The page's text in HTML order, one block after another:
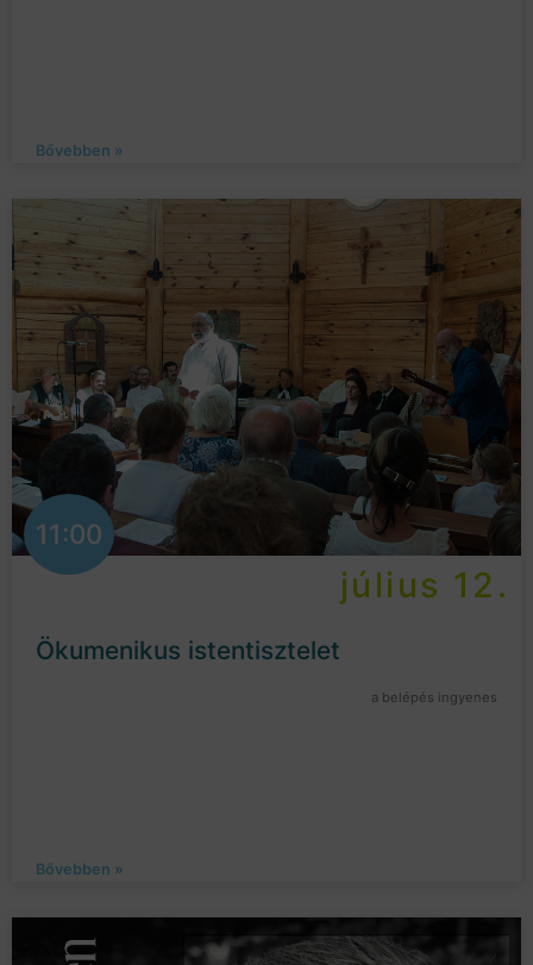
Bővebben »
11:00
július 12.
Ökumenikus istentisztelet
a belépés ingyenes
Bővebben »